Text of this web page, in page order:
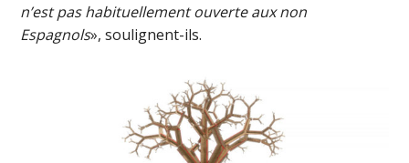
n’est pas habituellement ouverte aux non
Espagnols», soulignent-ils.